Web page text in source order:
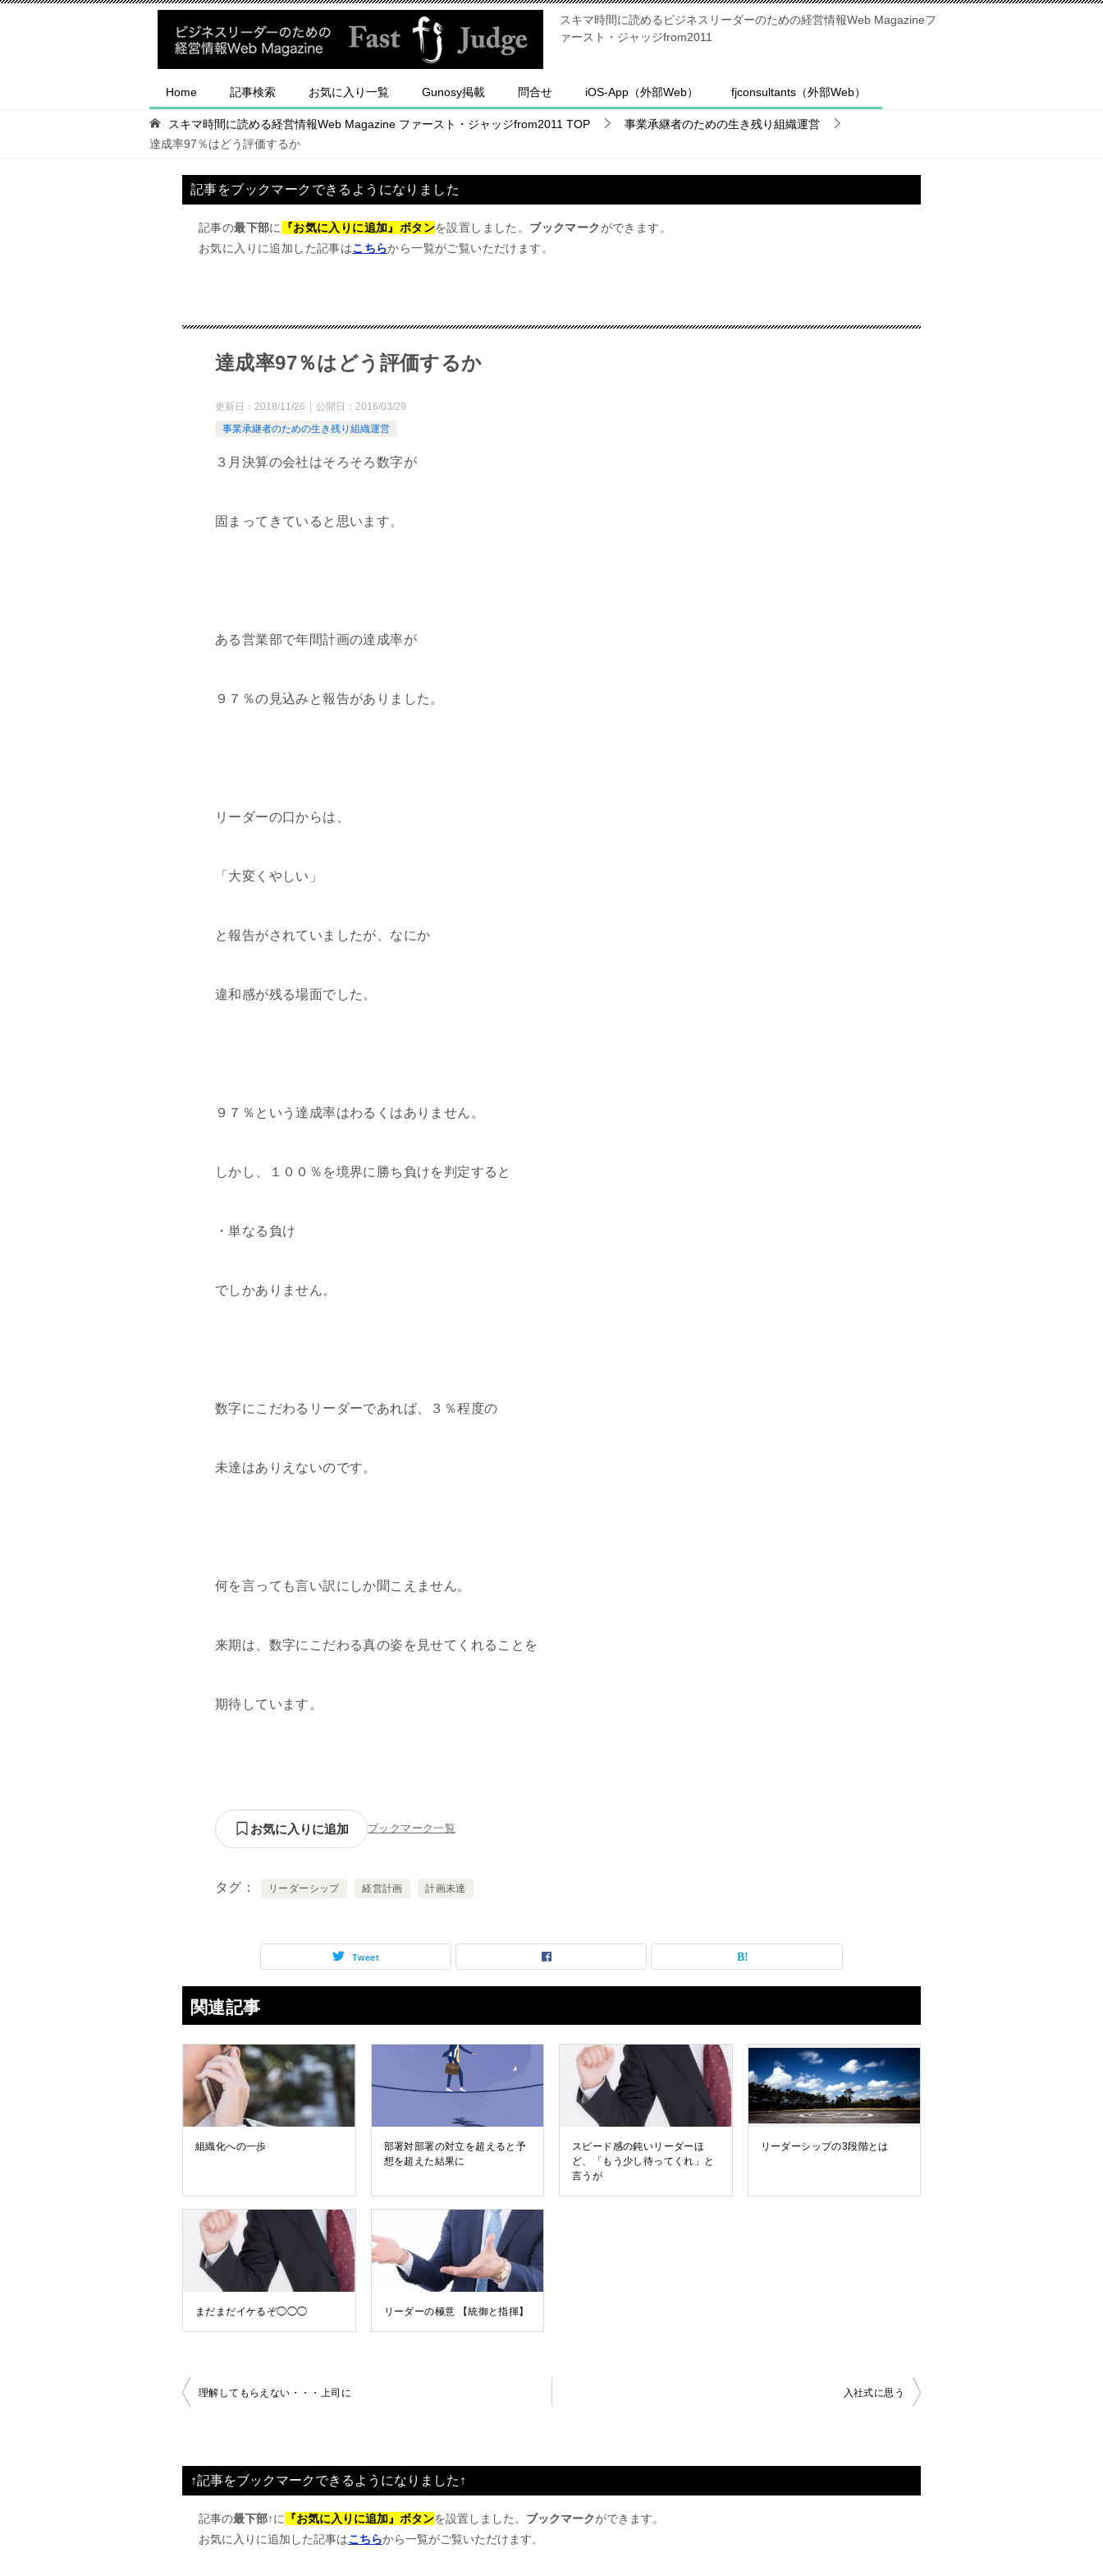
スキマ時間に読めるビジネスリーダーのための経営情報Web Magazineフ
ァースト・ジャッジfrom2011
Home 記事検索 お気に入り一覧 Gunosy掲載 問合せ iOS-App（外部Web） fjconsultants（外部Web）
スキマ時間に読める経営情報Web Magazine ファースト・ジャッジfrom2011 TOP
事業承継者のための生き残り組織運営
達成率97％はどう評価するか
記事をブックマークできるようになりました
記事の最下部に 『お気に入りに追加』ボタンを設置しました。 ブックマーク ができます。
お気に入りに追加した記事はこちらから一覧がご覧いただけます。
達成率97％はどう評価するか
更新日： 2018/11/26 公開日： 2016/03/29
事業承継者のための生き残り組織運営
３月決算の会社はそろそろ数字が
固まってきていると思います。
ある営業部で年間計画の達成率が
９７％の見込みと報告がありました。
リーダーの口からは、
「大変くやしい」
と報告がされていましたが、なにか
違和感が残る場面でした。
９７％という達成率はわるくはありません。
しかし、１００％を境界に勝ち負けを判定すると
・単なる負け
でしかありません。
数字にこだわるリーダーであれば、３％程度の
未達はありえないのです。
何を言っても言い訳にしか聞こえません。
来期は、数字にこだわる真の姿を見せてくれることを
期待しています。
お気に入りに追加 ブックマーク一覧
タグ リーダーシップ 経営計画 計画未達
Tweet
関連記事
組織化への一歩
部署対部署の対立を超えると予
想を超えた結果に
スピード感の鈍いリーダーほ
ど、「もう少し待ってくれ」と
言うが
リーダーシップの3段階とは
まだまだイケるぞ◯◯◯ リーダーの極意 【統御と指揮】
投
ビ
ゲ
ー
シ
理解してもらえない・・・上司に 入社式に思う
↑記事をブックマークできるようになりました↑
記事の最下部↑に 『お気に入りに追加』ボタンを設置しました。 ブックマークができます。
お気に入りに追加した記事はこちらから一覧がご覧いただけます。